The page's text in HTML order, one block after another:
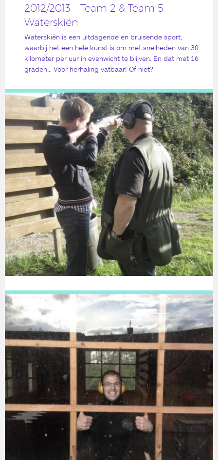
2012/2013 – Team 2 & Team 5 –
Waterskiën
Waterskiën is een uitdagende en bruisende sport,
waarbij het een hele kunst is om met snelheden van 30
kilometer per uur in evenwicht te blijven. En dat met 16
graden… Voor herhaling vatbaar! Of niet?